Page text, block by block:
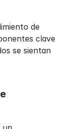
de
clave
se sientan